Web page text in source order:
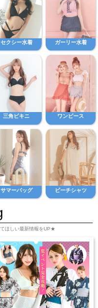
セクシー水着 ガーリー水着
三角ビキニ ワンピース
サマーバッグ ビーチシャツ
ほしい最新情報をUP★